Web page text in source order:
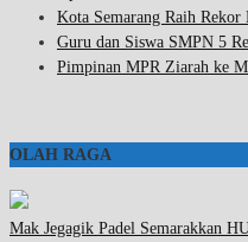
Kota Semarang Raih
Guru dan Siswa SMPN 5
Pimpinan MPR Ziarah ke
OLAH RAGA
Mak Jegagik Padel Semarakkan